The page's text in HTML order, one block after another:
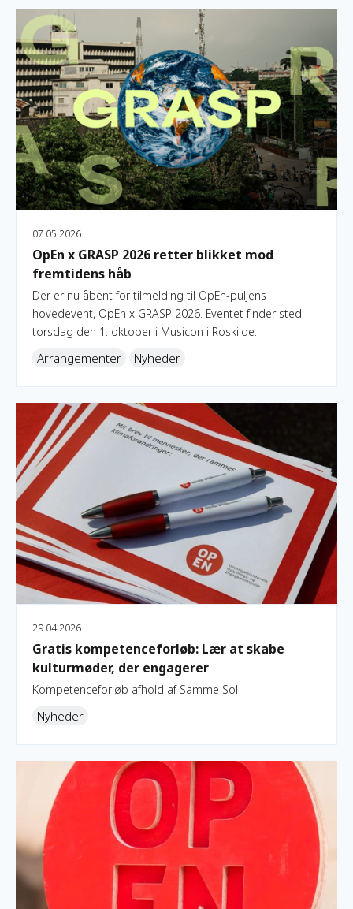
07.05.2026
OpEn x GRASP 2026 retter blikket mod
fremtidens håb
Der er nu åbent for tilmelding til OpEn-puljens
hovedevent, OpEn x GRASP 2026. Eventet finder sted
torsdag den 1. oktober i Musicon i Roskilde.
Arrangementer Nyheder
OpEn x GRASP 2026 retter blikket mod fremtidens håb
29.04.2026
Gratis kompetenceforløb: Lær at skabe
kulturmøder, der engagerer
Kompetenceforløb afhold af Samme Sol
Nyheder
Gratis kompetenceforløb: Lær at skabe kulturmøder, der
Forårsevent om OpEn-puljen 2026-2029